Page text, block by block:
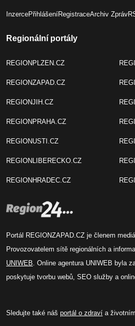
InzercePřihlášeníRegistraceArchiv Zpráv
Regionální portály
REGIONPLZEN.CZ
REGIONZAPAD.CZ
REGIONJIH.CZ
REGIONPRAHA.CZ
REGIONUSTI.CZ
REGIONLIBERECKO.CZ
REGIONHRADEC.CZ
Portál REGIONZAPAD.CZ je členem
Provozovatelem sítě regionálních a
UNIWEB. Online agentura UNIWEB byla
poskytuje tvorbu webů, SEO služby a
Sledujte také náš portál o zdraví a